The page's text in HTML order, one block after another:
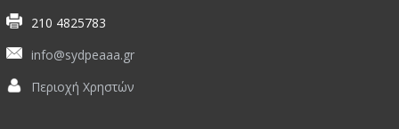
210 4825783
info@sydpeaaa.gr
Περιοχή Χρηστών